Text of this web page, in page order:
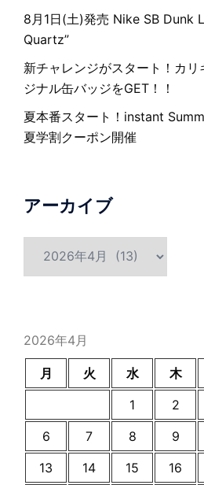
8月1日(土)発売 Nike SB Dunk
Quartz”
新チャレンジがスタート！カリ
ジナル缶バッジをGET！！
夏本番スタート！instant
夏学割クーポン開催
アーカイブ
2026年4月
月 火 水 木
1
2
6
7 8 9
13
14 15 16